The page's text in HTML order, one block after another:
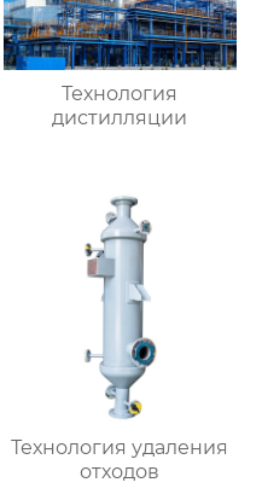
Технология
дистилляции
Технология удаления
отходов